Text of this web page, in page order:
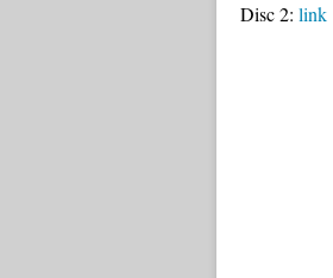
Disc 2: link